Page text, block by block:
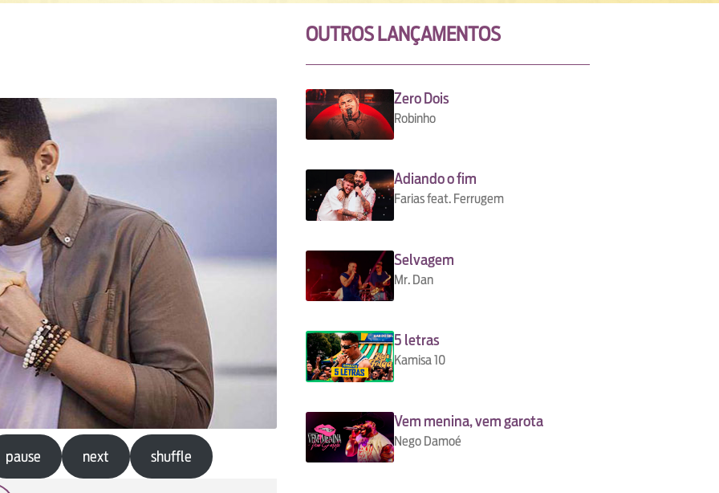
pause next shuffle
OUTROS LANÇAMENTOS
Zero Dois
Robinho
Adiando o fim
Farias feat. Ferrugem
Selvagem
Mr. Dan
5 letras
Kamisa 10
Vem menina, vem garota
Nego Damoé